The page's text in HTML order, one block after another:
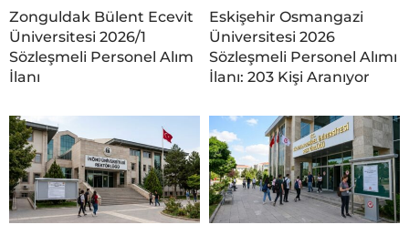
Zonguldak Bülent Ecevit
Üniversitesi 2026/1
Sözleşmeli Personel Alım
İlanı
Eskişehir Osmangazi
Üniversitesi 2026
Sözleşmeli Personel Alımı
İlanı: 203 Kişi Aranıyor